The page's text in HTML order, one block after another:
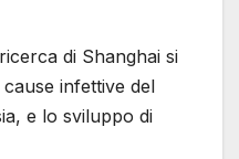
di Shanghai si
infettive del
e lo sviluppo di